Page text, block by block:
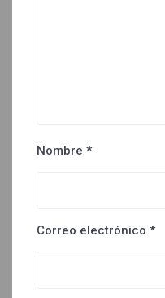
Nombre *
Correo electrónico *